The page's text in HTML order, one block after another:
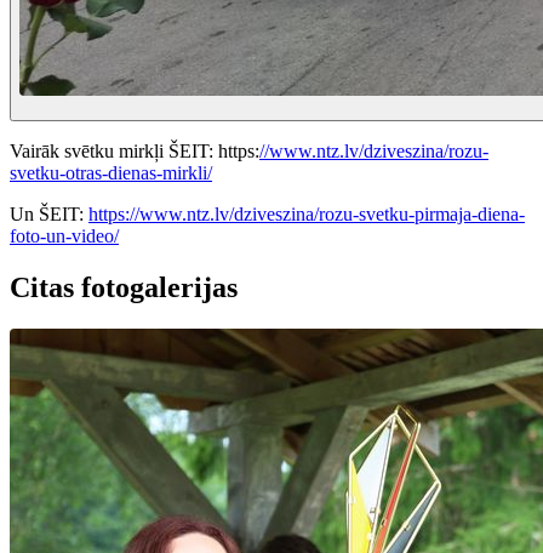
Vairāk svētku mirkļi ŠEIT: https://www.ntz.lv/dziveszina/rozu-
svetku-otras-dienas-mirkli/
Un ŠEIT: https://www.ntz.lv/dziveszina/rozu-svetku-pirmaja-diena-
foto-un-video/
Citas fotogalerijas